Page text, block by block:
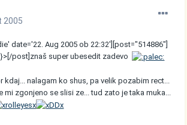
2005
date='22. Aug 2005 ob 22:32'][post="514886"]
post]znaš super ubesedit zadevo
kdaj... nalagam ko shus, pa velik pozabim rect...
mi zgonjeno se slisi ze... tud zato je taka muka...